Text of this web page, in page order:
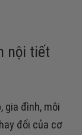
nội tiết
gia đình, môi
đổi của cơ